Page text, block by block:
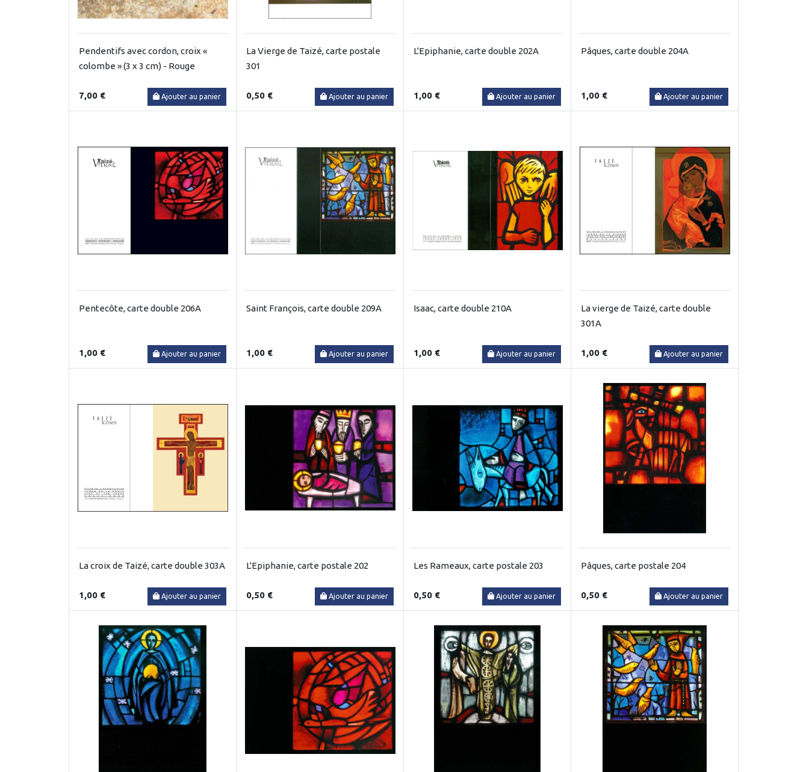
Pendentifs avec cordon, croix «
colombe » (3 x 3 cm) - Rouge
7,00 € Ajouter au panier
La Vierge de Taizé, carte postale
301
0,50 € Ajouter au panier
L'Epiphanie, carte double 202A
1,00 € Ajouter au panier
Pâques, carte double 204A
1,00 € Ajouter au panier
Pentecôte, carte double 206A
1,00 € Ajouter au panier
Saint François, carte double 209A
1,00 € Ajouter au panier
Isaac, carte double 210A
1,00 € Ajouter au panier
La vierge de Taizé, carte double
301A
1,00 € Ajouter au panier
La croix de Taizé, carte double 303A
1,00 € Ajouter au panier
L'Epiphanie, carte postale 202
0,50 € Ajouter au panier
Les Rameaux, carte postale 203
0,50 € Ajouter au panier
Pâques, carte postale 204
0,50 € Ajouter au panier